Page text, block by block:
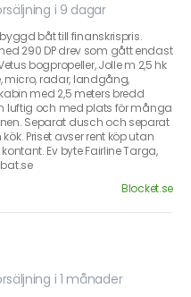
i 9 dagar
båt till finanskrispris.
290 DP drev som gått endast
bogpropeller, Jolle m 2,5 hk
micro, radar, landgång,
med 2,5 meters bredd
luftig och med plats för många
Separat dusch och separat
Priset avser rent köp utan
Ev byte Fairline Targa,
Blocket.se
i 1 månader